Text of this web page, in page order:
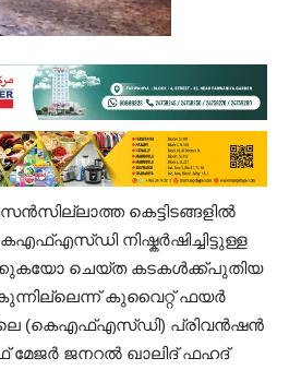
കെട്ടിടങ്ങളിൽ
നിഷ്കർഷിച്ചിട്ടുള്ള
ചെയ്ത കടകൾക്ക്പുതിയ
കുവൈറ്റ് ഫയർ
(കെ‌എഫ്‌എസ്ഡി) പ്രിവൻഷൻ
മേജർ ജനറൽ ഖാലിദ് ഫഹദ്